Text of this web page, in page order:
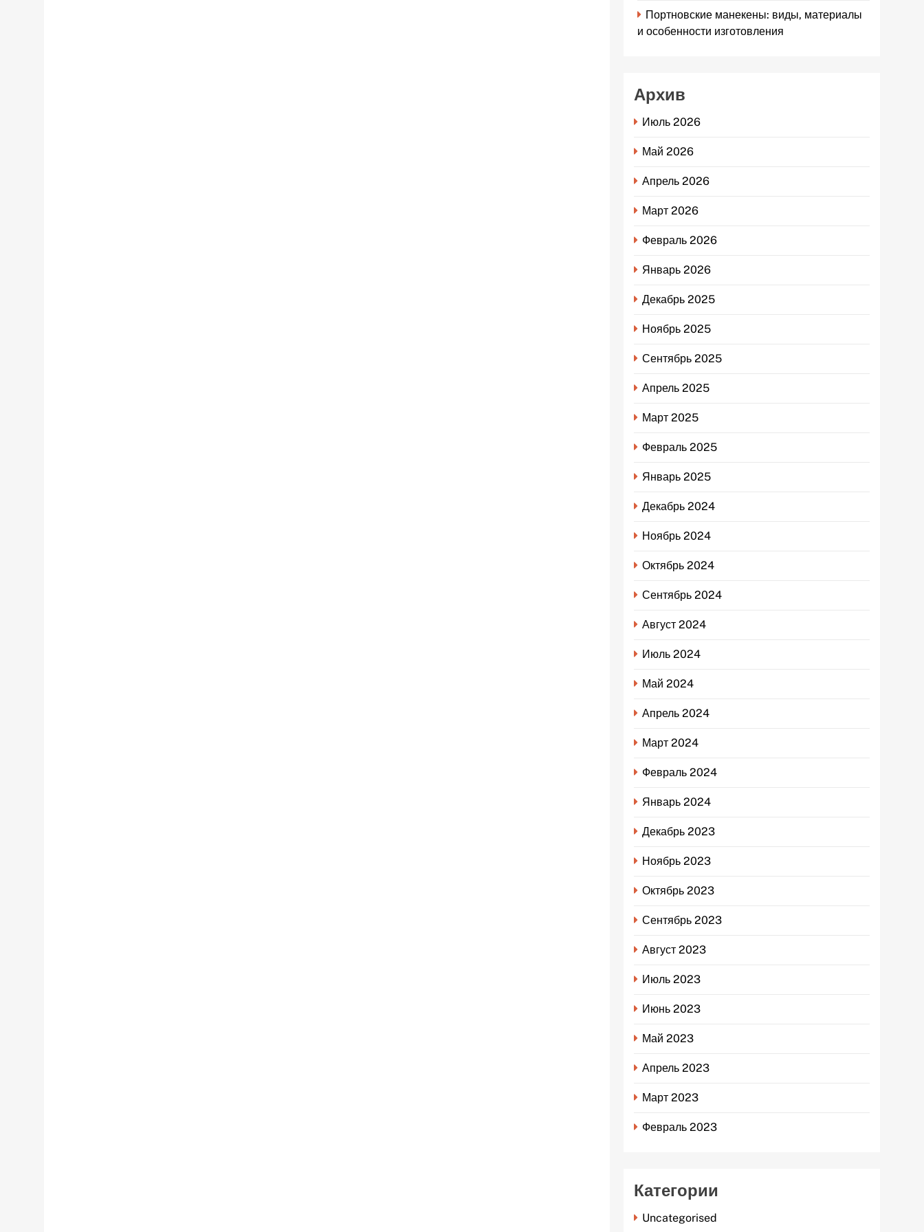
Портновские манекены: виды, материалы
и особенности изготовления
Архив
Июль 2026
Май 2026
Апрель 2026
Март 2026
Февраль 2026
Январь 2026
Декабрь 2025
Ноябрь 2025
Сентябрь 2025
Апрель 2025
Март 2025
Февраль 2025
Январь 2025
Декабрь 2024
Ноябрь 2024
Октябрь 2024
Сентябрь 2024
Август 2024
Июль 2024
Май 2024
Апрель 2024
Март 2024
Февраль 2024
Январь 2024
Декабрь 2023
Ноябрь 2023
Октябрь 2023
Сентябрь 2023
Август 2023
Июль 2023
Июнь 2023
Май 2023
Апрель 2023
Март 2023
Февраль 2023
Категории
Uncategorised